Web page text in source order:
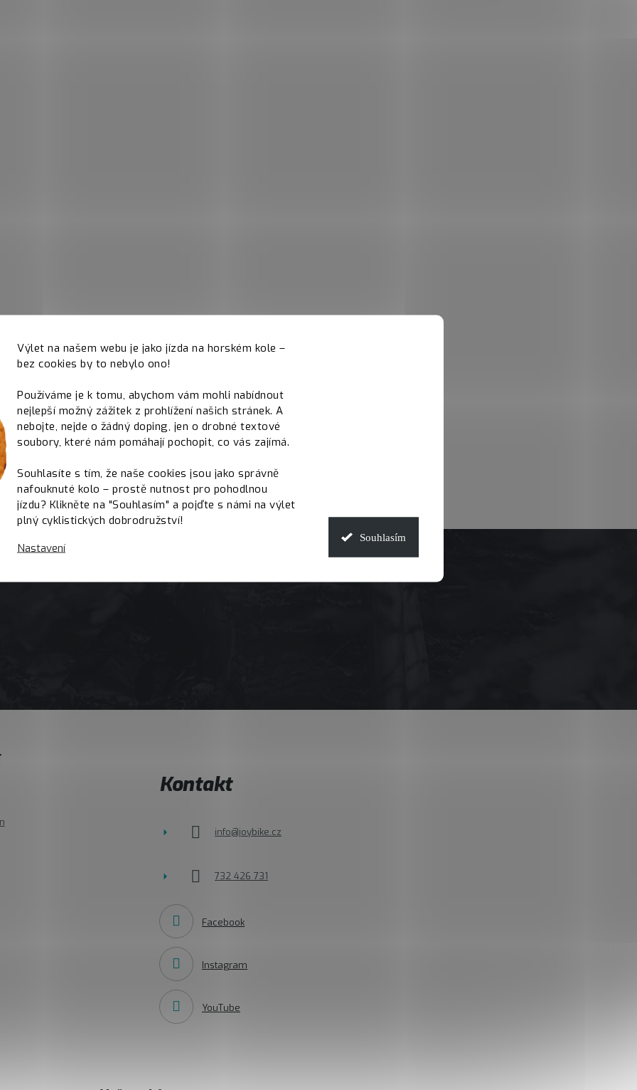
Výlet na našem webu je jako jízda na horském kole –
bez cookies by to nebylo ono!
Používáme je k tomu, abychom vám mohli nabídnout
nejlepší možný zážitek z prohlížení našich stránek. A
nebojte, nejde o žádný doping, jen o drobné textové
soubory, které nám pomáhají pochopit, co vás zajímá.
Souhlasíte s tím, že naše cookies jsou jako správně
nafouknuté kolo – prostě nutnost pro pohodlnou
jízdu? Klikněte na "Souhlasím" a pojďte s námi na výlet
plný cyklistických dobrodružství!
Nastavení
Souhlasím
Kontakt
info@joybike.cz
732 426 731
Facebook
Instagram
YouTube